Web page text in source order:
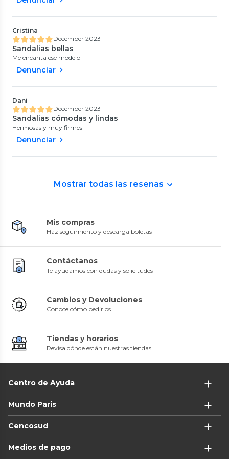
Cristina
December 2023
Sandalias bellas
Me encanta ese modelo
Denunciar
Dani
December 2023
Sandalias cómodas y lindas
Hermosas y muy firmes
Denunciar
Mostrar todas las reseñas
Mis compras
Haz seguimiento y descarga boletas
Contáctanos
Te ayudamos con dudas y solicitudes
Cambios y Devoluciones
Conoce cómo pedirlos
Tiendas y horarios
Revisa dónde están nuestras tiendas
Centro de Ayuda
Mundo Paris
Cencosud
Medios de pago